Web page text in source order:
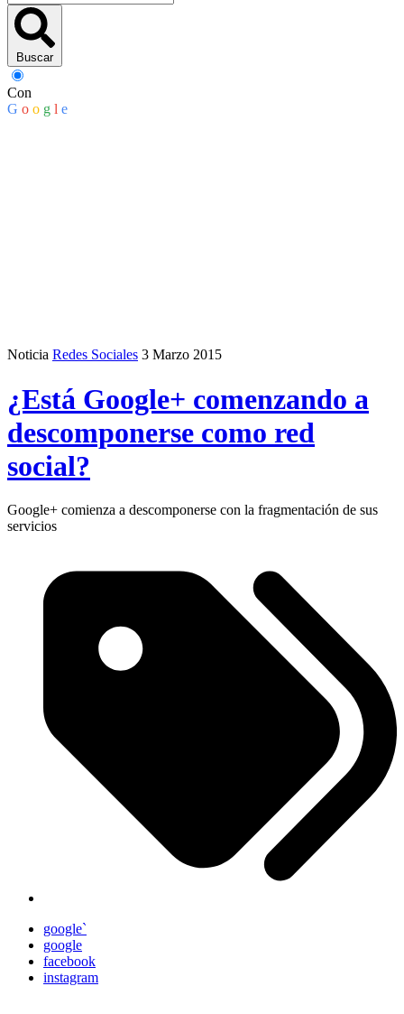
Buscar
Con
G o o g l e
Noticia Redes Sociales 3 Marzo 2015
¿Está Google+ comenzando a
descomponerse como red
social?
Google+ comienza a descomponerse con la fragmentación de sus
servicios
google`
google
facebook
instagram